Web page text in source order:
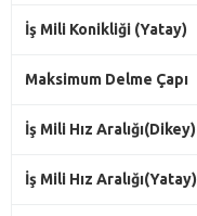
İş Mili Konikliği (Yatay)
Maksimum Delme Çapı
İş Mili Hız Aralığı(Dikey)
İş Mili Hız Aralığı(Yatay)